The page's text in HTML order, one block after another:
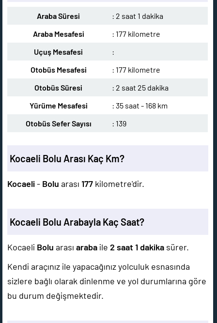
Araba Süresi
: 2 saat 1 dakika
Araba Mesafesi
: 177 kilometre
Uçuş Mesafesi
:
Otobüs Mesafesi
: 177 kilometre
Otobüs Süresi
: 2 saat 25 dakika
Yürüme Mesafesi
: 35 saat - 168 km
Otobüs Sefer Sayısı
: 139
Kocaeli Bolu Arası Kaç Km?
Kocaeli- Bolu arası 177 kilometre'dir.
Kocaeli Bolu Arabayla Kaç Saat?
Kocaeli Bolu arası araba ile 2 saat 1 dakika sürer.
Kendi araçınız ile yapacağınız yolculuk esnasında
sizlere bağlı olarak dinlenme ve yol durumlarına göre
bu durum değişmektedir.